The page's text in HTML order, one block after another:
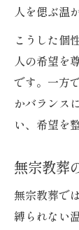
人を偲ぶ温
こうした個
人の希望を
です。一方
かバランス
い、希望を
無宗教葬
無宗教葬で
縛られない